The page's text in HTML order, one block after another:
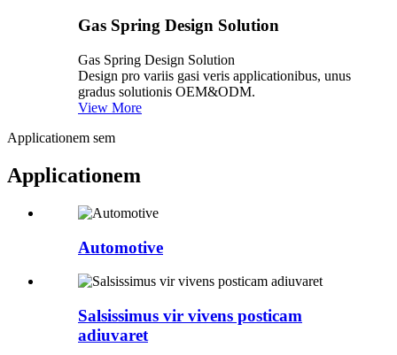
Gas Spring Design Solution
Gas Spring Design Solution
Design pro variis gasi veris applicationibus, unus
gradus solutionis OEM&ODM.
View More
Applicationem sem
Applicationem
Automotive
Salsissimus vir vivens posticam
adiuvaret